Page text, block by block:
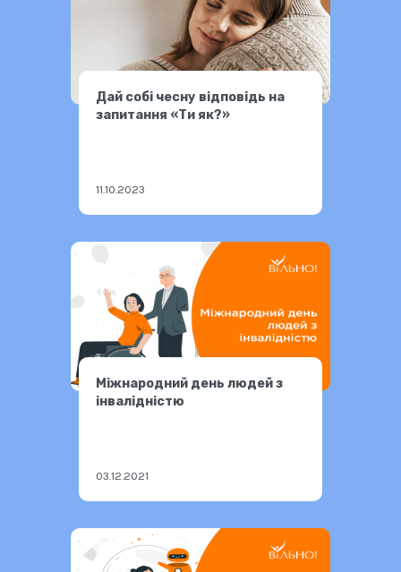
Дай собі чесну відповідь на
запитання «Ти як?»
11.10.2023
Міжнародний день людей з
інвалідністю
03.12.2021